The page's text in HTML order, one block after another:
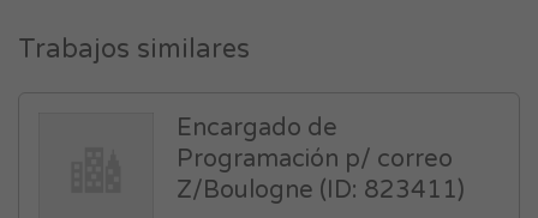
Trabajos similares
Encargado de
Programación p/ correo
Z/Boulogne (ID: 823411)